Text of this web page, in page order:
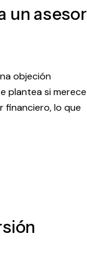
un asesor
objeción
plantea si merece
financiero, lo que